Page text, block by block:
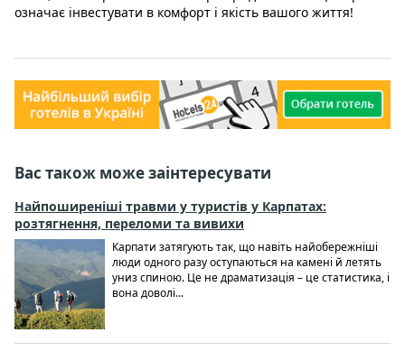
означає інвестувати в комфорт і якість вашого життя!
Вас також може заінтересувати
Найпоширеніші травми у туристів у Карпатах:
розтягнення, переломи та вивихи
Карпати затягують так, що навіть найобережніші
люди одного разу оступаються на камені й летять
униз спиною. Це не драматизація – це статистика, і
вона доволі...